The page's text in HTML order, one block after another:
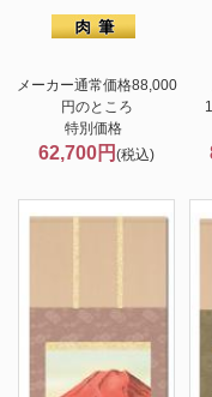
メーカー通常価格88,000
円のところ
特別価格
62,700円(税込)